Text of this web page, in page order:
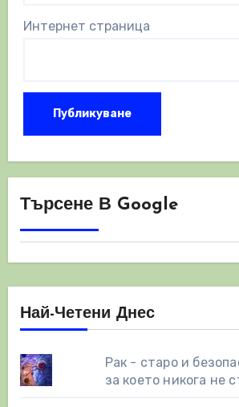
Интернет страница
Търсене В Google
Най-Четени Днес
Рак - старо и
за което никога не